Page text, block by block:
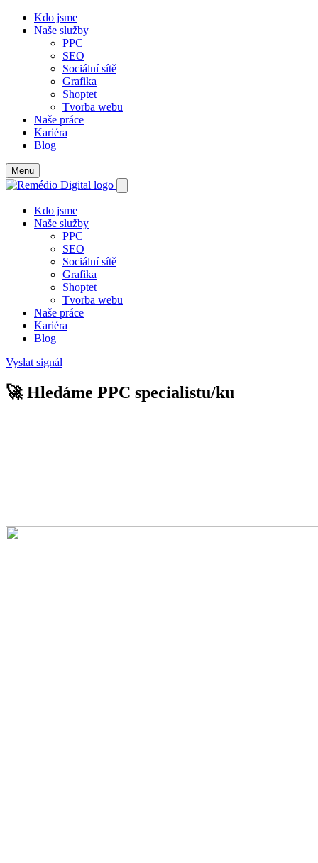
Kdo jsme
Naše služby
PPC
SEO
Sociální sítě
Grafika
Shoptet
Tvorba webu
Naše práce
Kariéra
Blog
Menu
Kdo jsme
Naše služby
PPC
SEO
Sociální sítě
Grafika
Shoptet
Tvorba webu
Naše práce
Kariéra
Blog
Vyslat signál
🚀 Hledáme PPC specialistu/ku